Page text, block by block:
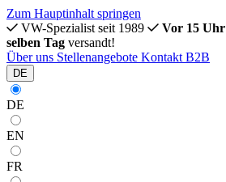
Zum Hauptinhalt springen
VW-Spezialist seit 1989
Vor 15 Uhr
selben Tag versandt!
Über uns Stellenangebote Kontakt B2B
DE
DE
EN
FR